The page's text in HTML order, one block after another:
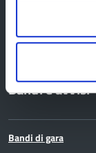
Elezioni
Bandi e avvisi
Bandi di gara